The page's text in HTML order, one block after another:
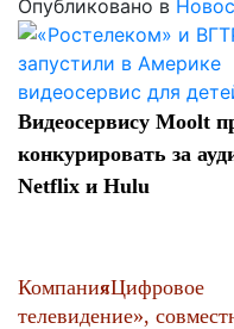
Опубликовано в
Видеосервису Moolt
конкурировать за
Netflix и Hulu
Компания
«Цифровое
телевидение»,